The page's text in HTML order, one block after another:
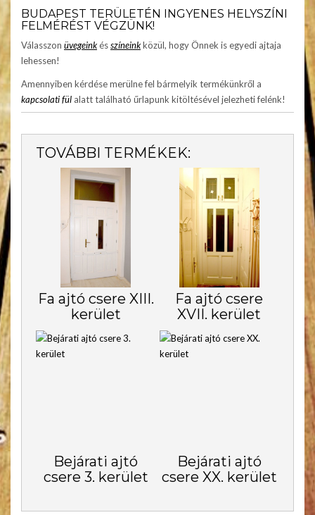
BUDAPEST TERÜLETÉN INGYENES HELYSZÍNI
FELMÉRÉST VÉGZÜNK!
Válasszon üvegeinkésszíneinkközül, hogy Önnek is egyedi ajtaja
lehessen!
Amennyiben kérdése merülne fel bármelyik termékünkről a
kapcsolati fül alatt található űrlapunk kitöltésével jelezheti felénk!
TOVÁBBI TERMÉKEK:
Fa ajtó csere XIII.
kerület
Fa ajtó csere
XVII. kerület
Bejárati ajtó
csere 3. kerület
Bejárati ajtó
csere XX. kerület